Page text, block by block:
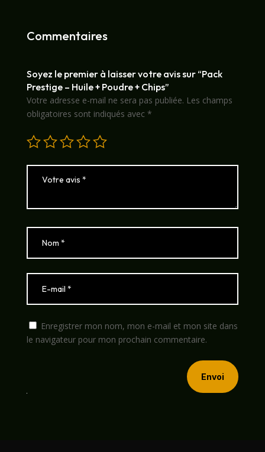
Commentaires
Soyez le premier à laisser votre avis sur “Pack
Prestige – Huile + Poudre + Chips”
Votre adresse e-mail ne sera pas publiée. Les champs
obligatoires sont indiqués avec *
Enregistrer mon nom, mon e-mail et mon site dans
le navigateur pour mon prochain commentaire.
Envoi